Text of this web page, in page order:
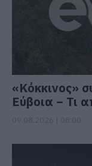
«Κόκκινος»
Εύβοια – Τι